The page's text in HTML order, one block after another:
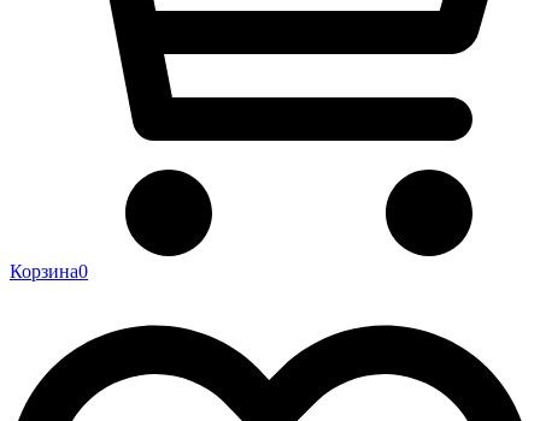
Корзина0